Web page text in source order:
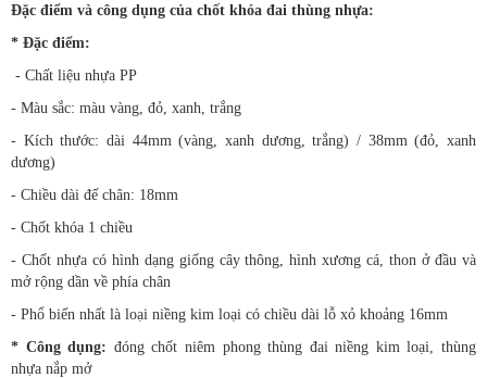
Đặc điểm và công dụng của chốt khóa đai thùng nhựa:
* Đặc điểm:
- Chất liệu nhựa PP
- Màu sắc: màu vàng, đỏ, xanh, trắng
- Kích thước: dài 44mm (vàng, xanh dương, trắng) / 38mm (đỏ, xanh
dương)
- Chiều dài đế chân: 18mm
- Chốt khóa 1 chiều
- Chốt nhựa có hình dạng giống cây thông, hình xương cá, thon ở đầu và
mở rộng dần về phía chân
- Phổ biến nhất là loại niềng kim loại có chiều dài lỗ xỏ khoảng 16mm
* Công dụng: đóng chốt niêm phong thùng đai niềng kim loại, thùng
nhựa nắp mở